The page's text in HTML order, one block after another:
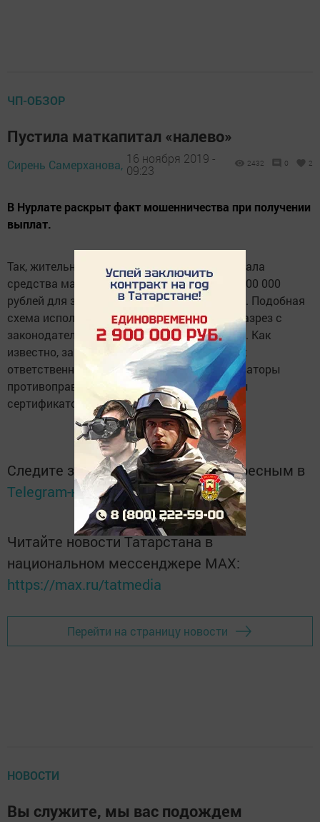
ЧП-ОБЗОР
Пустила маткапитал «налево»
Сирень Самерханова, 16 ноября 2019 -
09:23
2432 0 2
В Нурлате раскрыт факт мошенничества при получении
выплат.
Так, жительница села Мамыково использовала
средства материнского капитала в сумме 100 000
рублей для заработка на валютных ставках. Подобная
схема использования маткапитала идет вразрез с
законодательством Российской Федерации. Как
известно, за нарушение законодательства к
ответственности привлекаются как организаторы
противоправных действий, так и владельцы
сертификатов.
Следите за самым важным и интересным в
Telegram-каналеТатмедиа
Читайте новости Татарстана в
национальном мессенджере MАХ:
https://max.ru/tatmedia
Перейти на страницу новости
НОВОСТИ
Вы служите, мы вас подождем